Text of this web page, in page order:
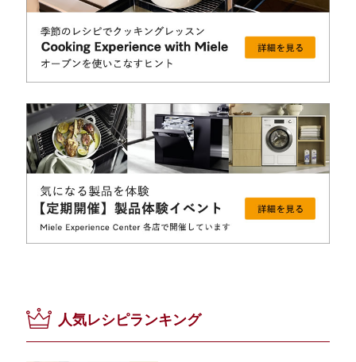
人気レシピランキング